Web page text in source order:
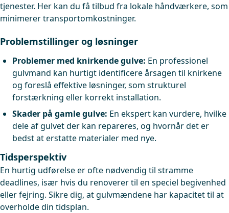
tjenester. Her kan du få tilbud fra lokale håndværkere, som
minimerer transportomkostninger.
Problemstillinger og løsninger
Problemer med knirkende gulve: En professionel
gulvmand kan hurtigt identificere årsagen til knirkene
og foreslå effektive løsninger, som strukturel
forstærkning eller korrekt installation.
Skader på gamle gulve: En ekspert kan vurdere, hvilke
dele af gulvet der kan repareres, og hvornår det er
bedst at erstatte materialer med nye.
Tidsperspektiv
En hurtig udførelse er ofte nødvendig til stramme
deadlines, især hvis du renoverer til en speciel begivenhed
eller fejring. Sikre dig, at gulvmændene har kapacitet til at
overholde din tidsplan.